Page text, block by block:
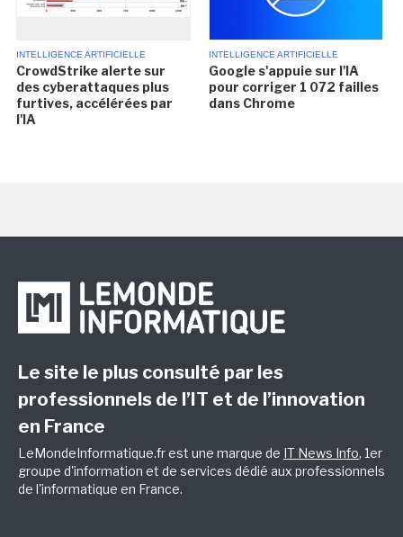
INTELLIGENCE ARTIFICIELLE
CrowdStrike alerte sur
des cyberattaques plus
furtives, accélérées par
l'IA
INTELLIGENCE ARTIFICIELLE
Google s'appuie sur l'IA
pour corriger 1 072 failles
dans Chrome
Le site le plus consulté par les
professionnels de l’IT et de l’innovation
en France
LeMondeInformatique.fr est une marque de IT News Info, 1er
groupe d'information et de services dédié aux professionnels
de l'informatique en France.